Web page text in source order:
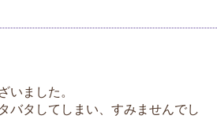
いました。
バタしてしまい、すみませんでし